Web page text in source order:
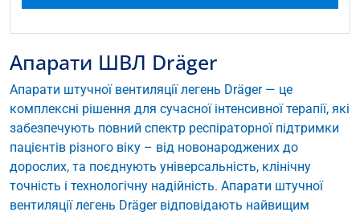
Апарати ШВЛ Dräger
Апарати штучної вентиляції легень Dräger — це
комплексні рішення для сучасної інтенсивної терапії, які
забезпечують повний спектр респіраторної підтримки
пацієнтів різного віку – від новонароджених до
дорослих, та поєднують універсальність, клінічну
точність і технологічну надійність. Апарати штучної
вентиляції легень Dräger відповідають найвищим